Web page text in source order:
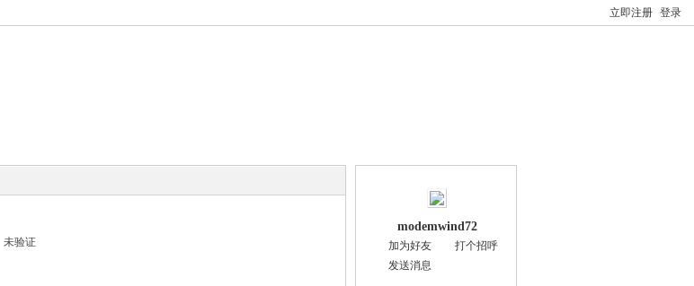
立即注册 登录
未验证
modemwind72
加为好友
打个招呼
发送消息